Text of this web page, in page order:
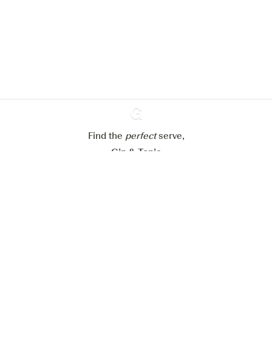
Ginventory
Find the perfectserve,
Gin & Tonic